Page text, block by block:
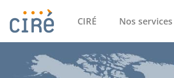
CIRÉ Nos services